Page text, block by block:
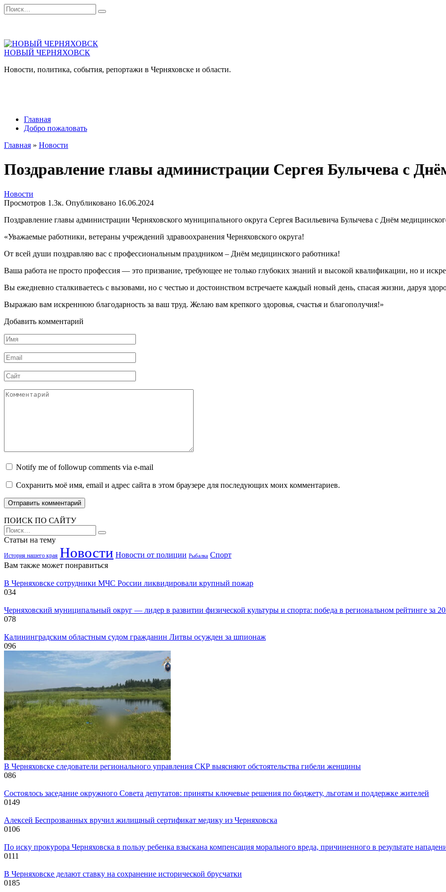
Перейти
к
Search
for:
НОВЫЙ ЧЕРНЯХОВСК
Новости, политика, события, репортажи в Черняховске и области.
Главная
Добро пожаловать
Главная » Новости
Поздравление главы администрации Сергея Булычева с
Новости
Просмотров 1.3к. Опубликовано 16.06.2024
Поздравление главы администрации Черняховского муниципального округа Сергея Васильевича Булычева с Днём
«Уважаемые работники, ветераны учреждений здравоохранения Черняховского округа!
От всей души поздравляю вас с профессиональным праздником – Днём медицинского работника!
Ваша работа не просто профессия — это призвание, требующее не только глубоких знаний и высокой квалификации, но и
Вы ежедневно сталкиваетесь с вызовами, но с честью и достоинством встречаете каждый новый день, спасая жизни, даруя
Выражаю вам искреннюю благодарность за ваш труд. Желаю вам крепкого здоровья, счастья и благополучия!»
Добавить комментарий
Имя
Email
Сайт
Комментарий
Notify me of followup comments via e-mail
Сохранить моё имя, email и адрес сайта в этом браузере для последующих моих комментариев.
ПОИСК ПО САЙТУ
Search
for:
Статьи на тему
История нашего края Новости Новости от полиции Рыбалка Спорт
Вам также может понравиться
В Черняховске сотрудники МЧС России ликвидировали крупный пожар
034
Черняховский муниципальный округ — лидер в развитии физической культуры и спорта: победа в региональном рейтинге за
078
Калининградским областным судом гражданин Литвы осужден за шпионаж
096
В Черняховске следователи регионального управления СКР выясняют обстоятельства гибели женщины
086
Состоялось заседание окружного Совета депутатов: приняты ключевые решения по бюджету, льготам и поддержке жителей
0149
Алексей Беспрозванных вручил жилищный сертификат медику из Черняховска
0106
По иску прокурора Черняховска в пользу ребенка взыскана компенсация морального вреда, причиненного в результате
0111
В Черняховске делают ставку на сохранение исторической брусчатки
0185